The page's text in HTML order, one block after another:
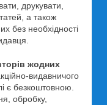
друкувати,
а також
без необхідності
жодних
видавничого
є безкоштовною.
обробку,